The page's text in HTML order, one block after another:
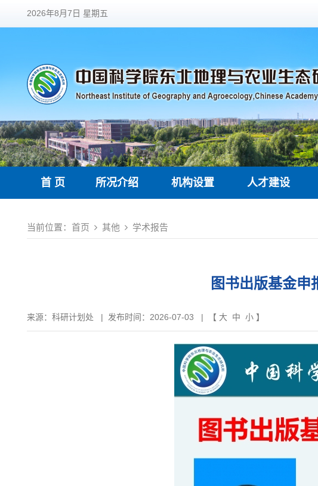
2026年8月7日 星期五
首 页 所况介绍 机构设置 人才建设
当前位置： 首页 其他 学术报告
图书出版基金申
来源： 科研计划处 | 发布时间：2026-07-03 | 【 大 中 小 】